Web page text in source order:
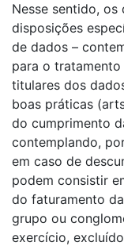
Nesse sentido,
disposições
de dados –
para o
titulares dos
boas práticas
do cumprimento
contemplando,
em caso de
podem consistir
do faturamento
grupo ou
exercício,